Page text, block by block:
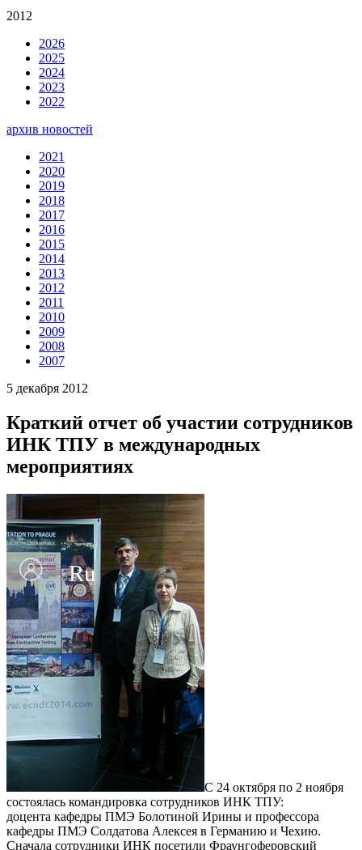
Ru
2012
2026
2025
2024
2023
2022
архив новостей
2021
2020
2019
2018
2017
2016
2015
2014
2013
2012
2011
2010
2009
2008
2007
5 декабря 2012
Краткий отчет об участии сотрудников
ИНК ТПУ в международных
мероприятиях
С 24 октября по 2 ноября
состоялась командировка сотрудников ИНК ТПУ:
доцента кафедры ПМЭ Болотиной Ирины и профессора
кафедры ПМЭ Солдатова Алексея в Германию и Чехию.
Сначала сотрудники ИНК посетили Фраунгоферовский